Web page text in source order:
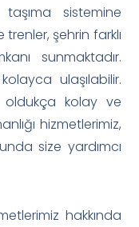
sistemine
şehrin farklı
sunmaktadır.
ulaşılabilir.
oldukça kolay ve
hizmetlerimiz,
size yardımcı
hakkında